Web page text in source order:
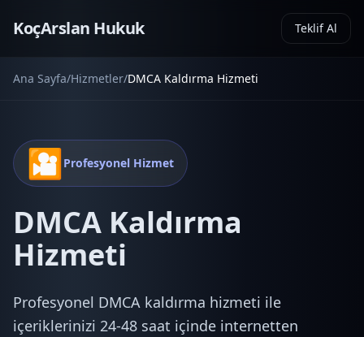
KoçArslan Hukuk Teklif Al
Ana Sayfa/Hizmetler/DMCA Kaldırma Hizmeti
🎦 Profesyonel Hizmet
DMCA Kaldırma
Hizmeti
Profesyonel DMCA kaldırma hizmeti ile
içeriklerinizi 24-48 saat içinde internetten